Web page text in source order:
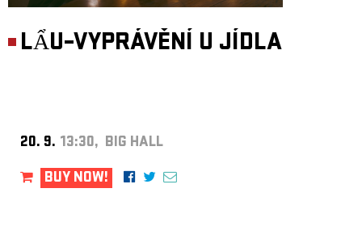
LẨU–VYPRÁVĚNÍ U JÍDLA
20. 9. 13:30, BIG HALL
BUY NOW!